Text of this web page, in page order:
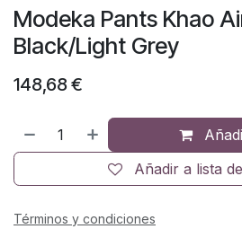
Modeka Pants Khao
Black/Light Grey
148,68€
Añadir a lista
Términos y condiciones